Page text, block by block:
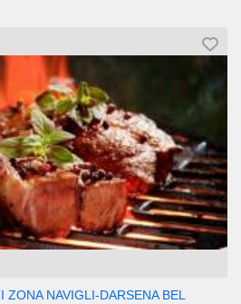
NAVIGLI-DARSENA BEL